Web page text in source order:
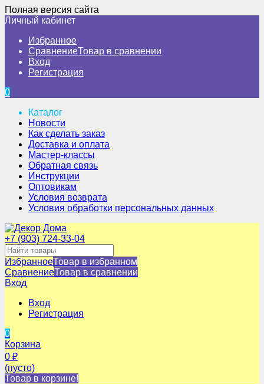
Полная версия сайта
Личный кабинет
Избранное
СравнениеТовар в сравнении
Вход
Регистрация
0
Каталог
Новости
Как сделать заказ
Доставка и оплата
Мастер-классы
Обратная связь
Инструкции
Оптовикам
Условия возврата
Условия обработки персональных данных
+7 (903) 724-33-04
ИзбранноеТовар в избранном
СравнениеТовар в сравнении
Вход
Вход
Регистрация
0
Корзина
0 ₽
(пусто)
Товар в корзине!